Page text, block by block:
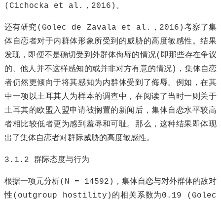
(Cichocka et al.，2016)。
还有研究(Golec de Zavala et al.，2016)考察了集
体自恋者对于内群体形象所受到的威胁的高度敏感性。结果
发现，即便不是确切受到外群体侮辱的情况(即那些存在争议
的、他人并不这样感知的或并非对方有意的情况)，集体自恋
者仍然更倾向于将其感知为内群体受到了侮辱。例如，在其
中一项以土耳其人为样本的调查中，在阅读了当时一则关于
土耳其的欧盟入盟申请被搁置的新闻后，集体自恋水平较高
者相比较低者更为感到羞辱和可耻。那么，这种结果即体现
出了集体自恋者对群际威胁的高度敏感性。
3.1.2 群际态度与行为
根据一项元分析(N = 14592)，集体自恋与对外群体的敌对
性(outgroup hostility)的相关系数为0.19 (Golec